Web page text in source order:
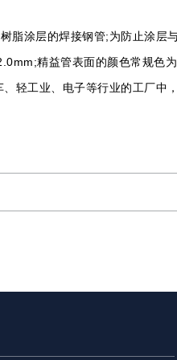
脂涂层的焊接钢管;为防止涂
精益管表面的颜色常规色
轻工业、电子等行业的工厂中